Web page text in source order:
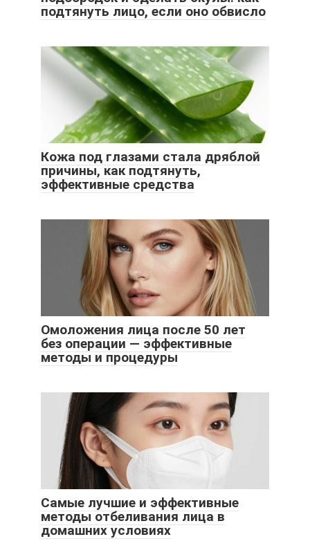
подтянуть лицо, если оно обвисло
Кожа под глазами стала дряблой
причины, как подтянуть,
эффективные средства
Омоложения лица после 50 лет
без операции — эффективные
методы и процедуры
Самые лучшие и эффективные
методы отбеливания лица в
домашних условиях